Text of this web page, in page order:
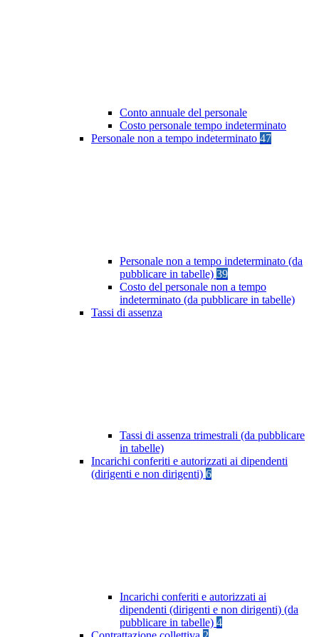
Conto annuale del personale
Costo personale tempo indeterminato
Personale non a tempo indeterminato 47
Personale non a tempo indeterminato (da
pubblicare in tabelle) 39
Costo del personale non a tempo
indeterminato (da pubblicare in tabelle)
Tassi di assenza
Tassi di assenza trimestrali (da pubblicare
in tabelle)
Incarichi conferiti e autorizzati ai dipendenti
(dirigenti e non dirigenti) 6
Incarichi conferiti e autorizzati ai
dipendenti (dirigenti e non dirigenti) (da
pubblicare in tabelle) 4